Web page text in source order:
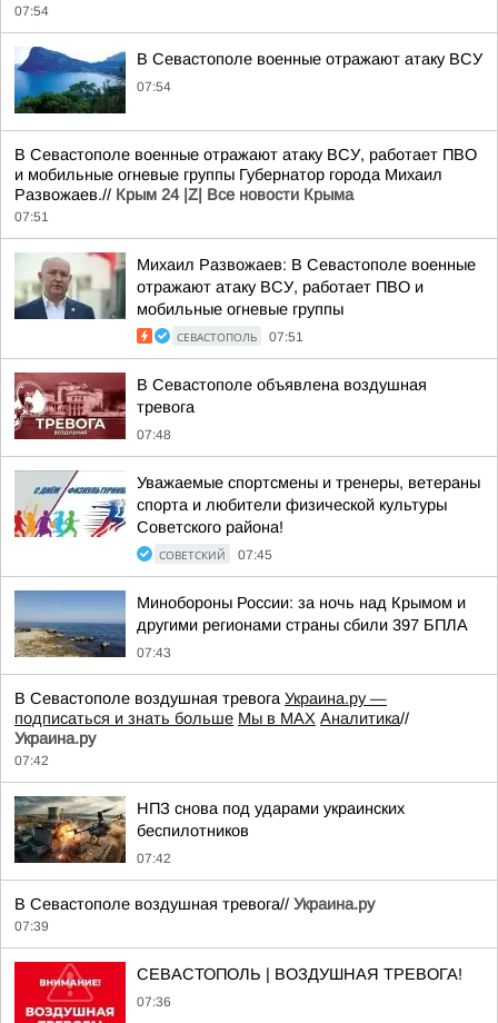
07:54
В Севастополе военные отражают атаку ВСУ
07:54
В Севастополе военные отражают атаку ВСУ, работает ПВО
и мобильные огневые группы Губернатор города Михаил
Развожаев.// Крым 24 |Z| Все новости Крыма
07:51
Михаил Развожаев: В Севастополе военные
отражают атаку ВСУ, работает ПВО и
мобильные огневые группы
СЕВАСТОПОЛЬ 07:51
В Севастополе объявлена воздушная
тревога
07:48
Уважаемые спортсмены и тренеры, ветераны
спорта и любители физической культуры
Советского района!
СОВЕТСКИЙ 07:45
Минобороны России: за ночь над Крымом и
другими регионами страны сбили 397 БПЛА
07:43
В Севастополе воздушная тревога Украина.ру —
подписаться и знать больше Мы в MAX Аналитика//
Украина.ру
07:42
НПЗ снова под ударами украинских
беспилотников
07:42
В Севастополе воздушная тревога// Украина.ру
07:39
СЕВАСТОПОЛЬ | ВОЗДУШНАЯ ТРЕВОГА!
07:36